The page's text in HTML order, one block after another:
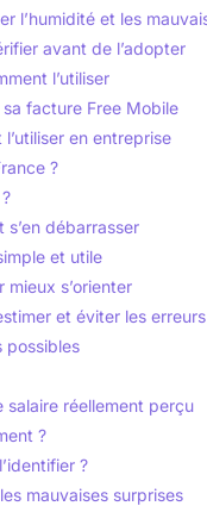
l’humidité et les
avant de l’adopter
l’utiliser
facture Free Mobile
en entreprise
?
débarrasser
et utile
s’orienter
et éviter les erreurs
possibles
salaire réellement perçu
?
?
mauvaises surprises